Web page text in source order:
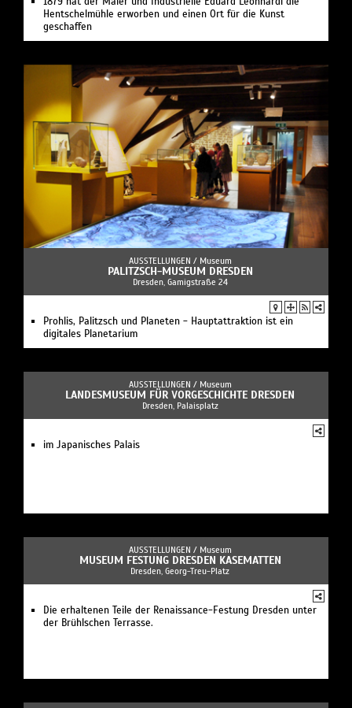
Hentschelmühle erworben und einen Ort für die Kunst
geschaffen
AUSSTELLUNGEN / Museum
PALITZSCH-MUSEUM DRESDEN
Dresden, Gamigstraße 24
Prohlis, Palitzsch und Planeten - Hauptattraktion ist ein
digitales Planetarium
AUSSTELLUNGEN / Museum
LANDESMUSEUM FÜR VORGESCHICHTE DRESDEN
Dresden, Palaisplatz
im Japanisches Palais
AUSSTELLUNGEN / Museum
MUSEUM FESTUNG DRESDEN KASEMATTEN
Dresden, Georg-Treu-Platz
Die erhaltenen Teile der Renaissance-Festung Dresden unter
der Brühlschen Terrasse.